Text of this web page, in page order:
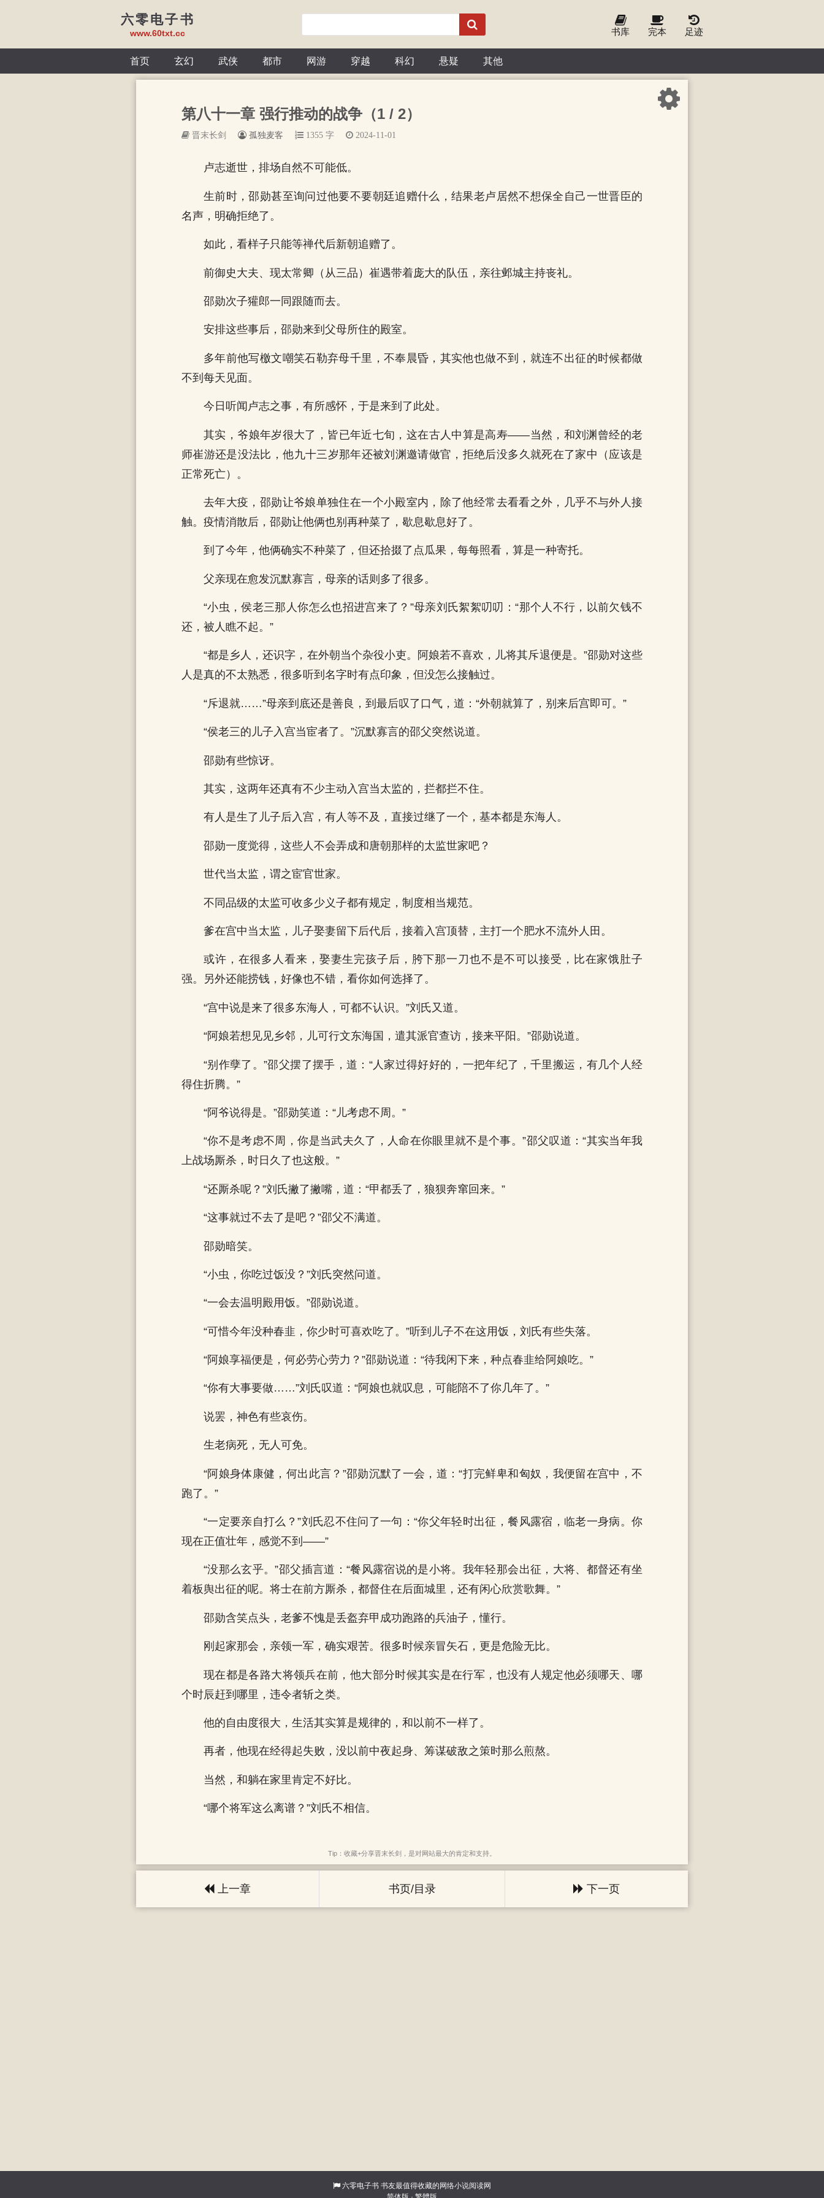
六零电子书
www.60txt.cc 书库 完本 足迹
首页 玄幻 武侠 都市 网游 穿越 科幻 悬疑 其他
第八十一章 强行推动的战争（1 / 2）
晋末长剑 孤独麦客 1355 字 2024-11-01
卢志逝世，排场自然不可能低。
生前时，邵勋甚至询问过他要不要朝廷追赠什么，结果老卢居然不想保全自己一世晋臣的
名声，明确拒绝了。
如此，看样子只能等禅代后新朝追赠了。
前御史大夫、现太常卿（从三品）崔遇带着庞大的队伍，亲往邺城主持丧礼。
邵勋次子獾郎一同跟随而去。
安排这些事后，邵勋来到父母所住的殿室。
多年前他写檄文嘲笑石勒弃母千里，不奉晨昏，其实他也做不到，就连不出征的时候都做
不到每天见面。
今日听闻卢志之事，有所感怀，于是来到了此处。
其实，爷娘年岁很大了，皆已年近七旬，这在古人中算是高寿——当然，和刘渊曾经的老
师崔游还是没法比，他九十三岁那年还被刘渊邀请做官，拒绝后没多久就死在了家中（应该是
正常死亡）。
去年大疫，邵勋让爷娘单独住在一个小殿室内，除了他经常去看看之外，几乎不与外人接
触。疫情消散后，邵勋让他俩也别再种菜了，歇息歇息好了。
到了今年，他俩确实不种菜了，但还拾掇了点瓜果，每每照看，算是一种寄托。
父亲现在愈发沉默寡言，母亲的话则多了很多。
“小虫，侯老三那人你怎么也招进宫来了？”母亲刘氏絮絮叨叨：“那个人不行，以前欠钱不
还，被人瞧不起。”
“都是乡人，还识字，在外朝当个杂役小吏。阿娘若不喜欢，儿将其斥退便是。”邵勋对这些
人是真的不太熟悉，很多听到名字时有点印象，但没怎么接触过。
“斥退就……”母亲到底还是善良，到最后叹了口气，道：“外朝就算了，别来后宫即可。”
“侯老三的儿子入宫当宦者了。”沉默寡言的邵父突然说道。
邵勋有些惊讶。
其实，这两年还真有不少主动入宫当太监的，拦都拦不住。
有人是生了儿子后入宫，有人等不及，直接过继了一个，基本都是东海人。
邵勋一度觉得，这些人不会弄成和唐朝那样的太监世家吧？
世代当太监，谓之宦官世家。
不同品级的太监可收多少义子都有规定，制度相当规范。
爹在宫中当太监，儿子娶妻留下后代后，接着入宫顶替，主打一个肥水不流外人田。
或许，在很多人看来，娶妻生完孩子后，胯下那一刀也不是不可以接受，比在家饿肚子
强。另外还能捞钱，好像也不错，看你如何选择了。
“宫中说是来了很多东海人，可都不认识。”刘氏又道。
“阿娘若想见见乡邻，儿可行文东海国，遣其派官查访，接来平阳。”邵勋说道。
“别作孽了。”邵父摆了摆手，道：“人家过得好好的，一把年纪了，千里搬运，有几个人经
得住折腾。”
“阿爷说得是。”邵勋笑道：“儿考虑不周。”
“你不是考虑不周，你是当武夫久了，人命在你眼里就不是个事。”邵父叹道：“其实当年我
上战场厮杀，时日久了也这般。”
“还厮杀呢？”刘氏撇了撇嘴，道：“甲都丢了，狼狈奔窜回来。”
“这事就过不去了是吧？”邵父不满道。
邵勋暗笑。
“小虫，你吃过饭没？”刘氏突然问道。
“一会去温明殿用饭。”邵勋说道。
“可惜今年没种春韭，你少时可喜欢吃了。”听到儿子不在这用饭，刘氏有些失落。
“阿娘享福便是，何必劳心劳力？”邵勋说道：“待我闲下来，种点春韭给阿娘吃。”
“你有大事要做……”刘氏叹道：“阿娘也就叹息，可能陪不了你几年了。”
说罢，神色有些哀伤。
生老病死，无人可免。
“阿娘身体康健，何出此言？”邵勋沉默了一会，道：“打完鲜卑和匈奴，我便留在宫中，不
跑了。”
“一定要亲自打么？”刘氏忍不住问了一句：“你父年轻时出征，餐风露宿，临老一身病。你
现在正值壮年，感觉不到——”
“没那么玄乎。”邵父插言道：“餐风露宿说的是小将。我年轻那会出征，大将、都督还有坐
着板舆出征的呢。将士在前方厮杀，都督住在后面城里，还有闲心欣赏歌舞。”
邵勋含笑点头，老爹不愧是丢盔弃甲成功跑路的兵油子，懂行。
刚起家那会，亲领一军，确实艰苦。很多时候亲冒矢石，更是危险无比。
现在都是各路大将领兵在前，他大部分时候其实是在行军，也没有人规定他必须哪天、哪
个时辰赶到哪里，违令者斩之类。
他的自由度很大，生活其实算是规律的，和以前不一样了。
再者，他现在经得起失败，没以前中夜起身、筹谋破敌之策时那么煎熬。
当然，和躺在家里肯定不好比。
“哪个将军这么离谱？”刘氏不相信。
Tip：收藏+分享晋末长剑，是对网站最大的肯定和支持。
上一章 书页/目录 下一页
六零电子书 书友最值得收藏的网络小说阅读网